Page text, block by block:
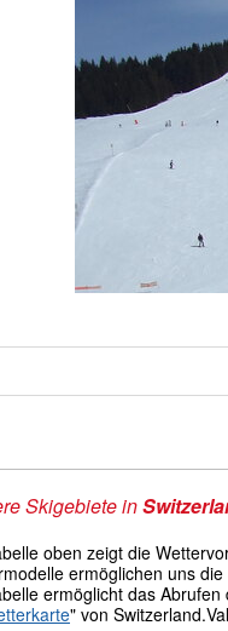
Skigebiete in
oben zeigt die
ermöglichen uns
ermöglicht das
" von